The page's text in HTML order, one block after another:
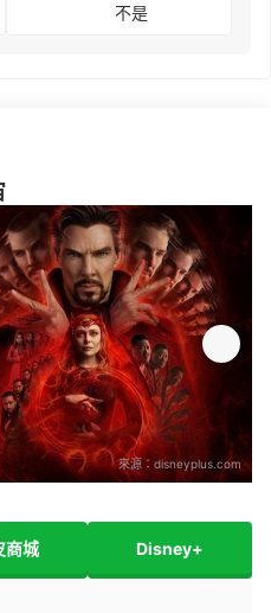
不是
來源： disneyplus.com
商城 Disney+